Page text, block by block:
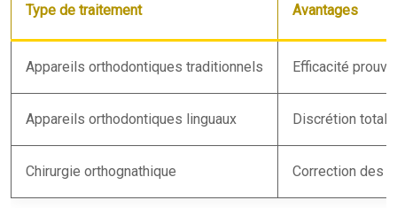
Type de traitement Avantages
Appareils orthodontiques traditionnels Efficacité
Appareils orthodontiques linguaux Discrétion
Chirurgie orthognathique Correction des